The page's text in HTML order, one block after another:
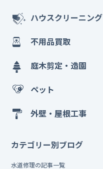
ハウスクリーニング
不用品買取
庭木剪定・造園
ペット
外壁・屋根工事
カテゴリー別ブログ
水道修理の記事一覧